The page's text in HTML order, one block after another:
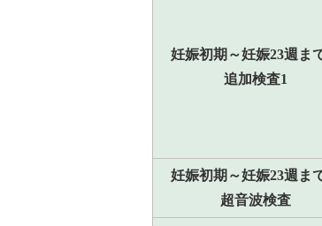
妊娠初期～妊娠23週ま
追加検査1
妊娠初期～妊娠23週ま
超音波検査